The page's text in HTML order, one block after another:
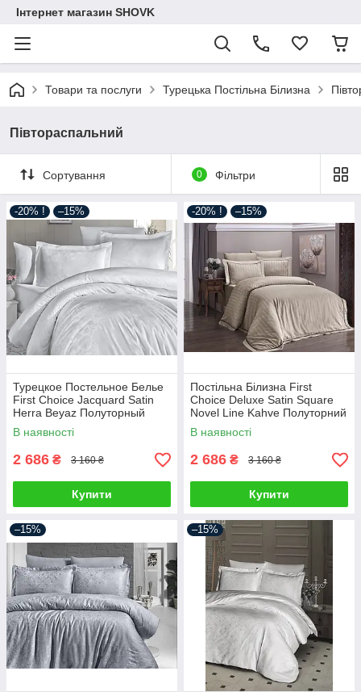
Інтернет магазин SHOVK
Товари та послуги Турецька Постільна Білизна
Півтораспальний
Сортування 0 Фільтри
-20% ! –15%
Турецкое Постельное Белье
First Choice Jacquard Satin
Herra Beyaz Полуторный
В наявності
2 686 ₴ 3 160 ₴
Купити
-20% ! –15%
Постільна Білизна First
Choice Deluxe Satin Square
Novel Line Kahve Полуторний
В наявності
2 686 ₴ 3 160 ₴
Купити
–15% –15%